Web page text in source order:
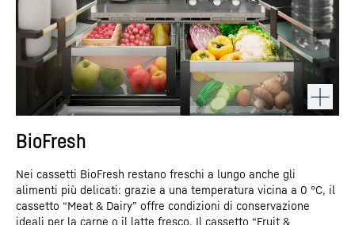
BioFresh
Nei cassetti BioFresh restano freschi a lungo anche gli
alimenti più delicati: grazie a una temperatura vicina a 0 °C, il
cassetto “Meat & Dairy” offre condizioni di conservazione
ideali per la carne o il latte fresco. Il cassetto “Fruit &